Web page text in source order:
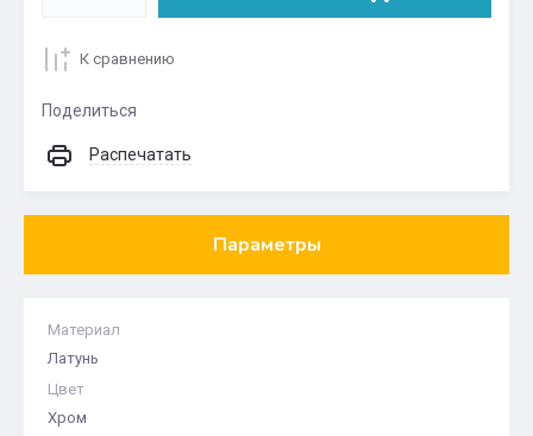
К сравнению
Поделиться
Распечатать
Параметры
Материал
Латунь
Цвет
Хром